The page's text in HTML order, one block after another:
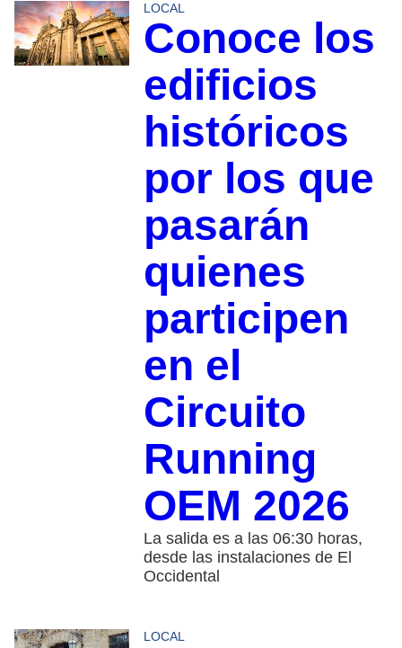
LOCAL
Conoce los
edificios
históricos
por los que
pasarán
quienes
participen
en el
Circuito
Running
OEM 2026
La salida es a las 06:30 horas,
desde las instalaciones de El
Occidental
LOCAL